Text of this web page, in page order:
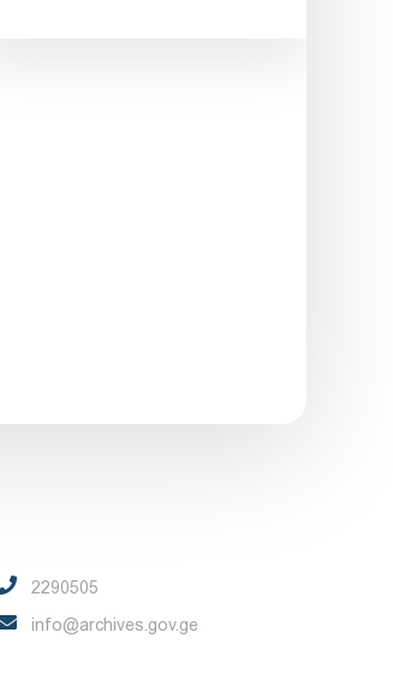
2290505
info@archives.gov.ge